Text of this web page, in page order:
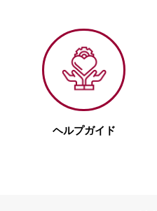
ヘルプガイド